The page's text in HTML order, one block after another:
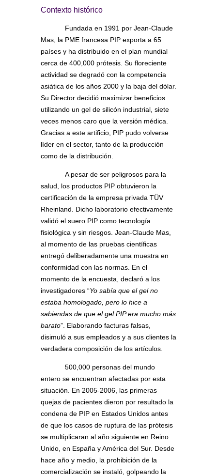
Contexto histórico
Fundada en 1991 por Jean-Claude
Mas, la PME francesa PIP exporta a 65
países y ha distribuido en el plan mundial
cerca de 400,000 prótesis. Su floreciente
actividad se degradó con la competencia
asiática de los años 2000 y la baja del dólar.
Su Director decidió maximizar beneficios
utilizando un gel de silicón industrial, siete
veces menos caro que la versión médica.
Gracias a este artificio, PIP pudo volverse
líder en el sector, tanto de la producción
como de la distribución.
A pesar de ser peligrosos para la
salud, los productos PIP obtuvieron la
certificación de la empresa privada TÜV
Rheinland. Dicho laboratorio efectivamente
validó el suero PIP como tecnología
fisiológica y sin riesgos. Jean-Claude Mas,
al momento de las pruebas científicas
entregó deliberadamente una muestra en
conformidad con las normas. En el
momento de la encuesta, declaró a los
investigadores “Yo sabía que el gel no
estaba homologado, pero lo hice a
sabiendas de que el gel PIP era mucho más
barato”. Elaborando facturas falsas,
disimuló a sus empleados y a sus clientes la
verdadera composición de los artículos.
500,000 personas del mundo
entero se encuentran afectadas por esta
situación. En 2005-2006, las primeras
quejas de pacientes dieron por resultado la
condena de PIP en Estados Unidos antes
de que los casos de ruptura de las prótesis
se multiplicaran al año siguiente en Reino
Unido, en España y América del Sur. Desde
hace año y medio, la prohibición de la
comercialización se instaló, golpeando la